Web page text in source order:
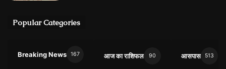
Popular Categories
Breaking News 167 आज का राशिफल 90 आसपास 513